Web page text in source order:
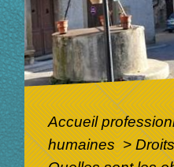
Accueil
humaines>